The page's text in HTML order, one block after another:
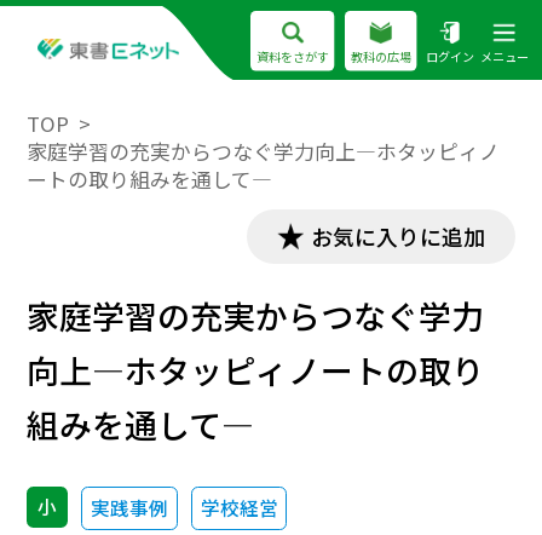
資料をさがす 教科の広場 ログイン メニュー
TOP
家庭学習の充実からつなぐ学力向上―ホタッピィノ
ートの取り組みを通して―
お気に入りに追加
家庭学習の充実からつなぐ学力
向上―ホタッピィノートの取り
組みを通して―
小 実践事例 学校経営